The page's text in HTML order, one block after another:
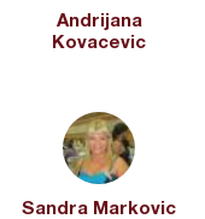
Andrijana
Kovacevic
Sandra Markovic